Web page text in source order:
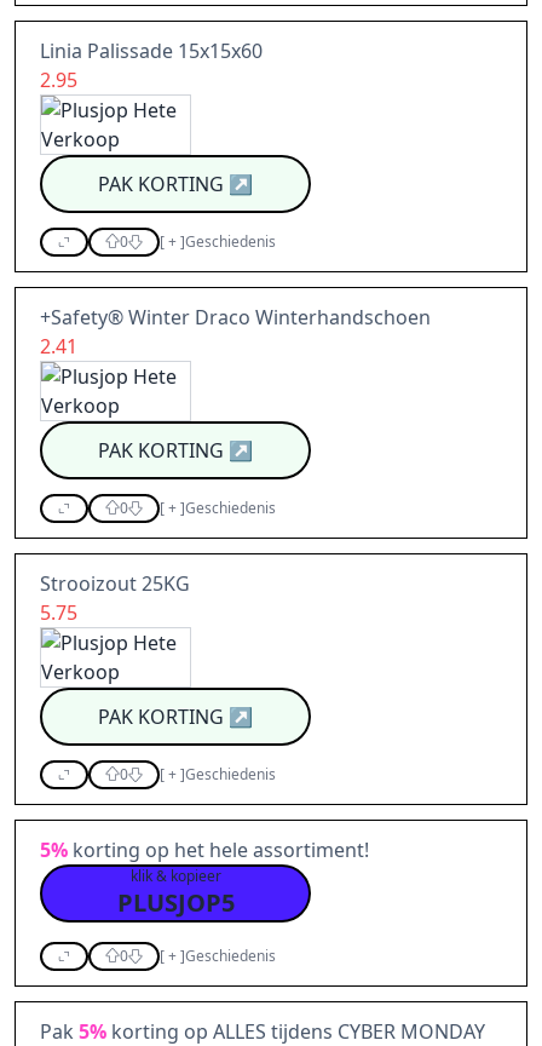
Linia Palissade 15x15x60
2.95
PAK KORTING ↗
0 [+]Geschiedenis
+Safety® Winter Draco Winterhandschoen
2.41
PAK KORTING ↗
0 [+]Geschiedenis
Strooizout 25KG
5.75
PAK KORTING ↗
0 [+]Geschiedenis
5% korting op het hele assortiment!
klik & kopieer
PLUSJOP5
0 [+]Geschiedenis
Pak 5% korting op ALLES tijdens CYBER MONDAY